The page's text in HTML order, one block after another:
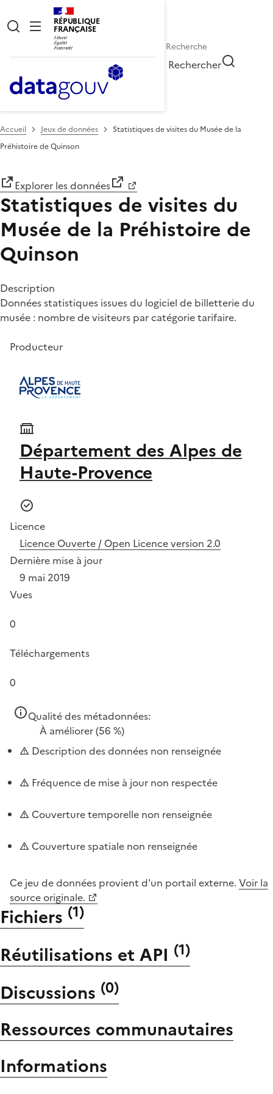
RÉPUBLIQUE
FRANÇAISE
Rechercher
Accueil Jeux de données
Statistiques de visites du Musée de la
Préhistoire de Quinson
Explorer les données
Statistiques de visites du
Musée de la Préhistoire de
Quinson
Description
Données statistiques issues du logiciel de billetterie du
musée : nombre de visiteurs par catégorie tarifaire.
Producteur
Département des Alpes de
Haute-Provence
Licence
Licence Ouverte / Open Licence version 2.0
Dernière mise à jour
9 mai 2019
Vues
0
Téléchargements
0
Qualité des métadonnées:
À améliorer(56 %)
Description des données non renseignée
Fréquence de mise à jour non respectée
Couverture temporelle non renseignée
Couverture spatiale non renseignée
Ce jeu de données provient d'un portail externe. Voir la
source originale.
Fichiers (1)
Réutilisations et API (1)
Discussions (0)
Ressources communautaires
Informations